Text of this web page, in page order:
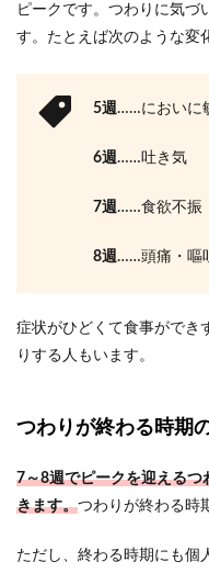
ピークです。つわりに気づ
す。たとえば次のような変
5週……においに
6週……吐き気
7週……食欲不振
8週……頭痛・嘔
症状がひどくて食事ができ
りする人もいます。
つわりが終わる時期
7～8週でピークを迎える
きます。つわりが終わる時
ただし、終わる時期にも個